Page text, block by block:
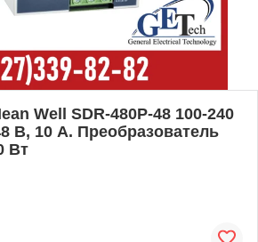
Well SDR-480P-48 100-240
В, 10 А. Преобразователь
Вт